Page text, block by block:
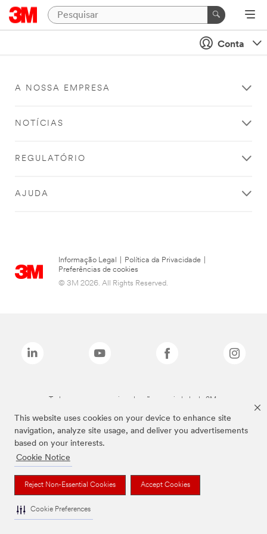
This website uses cookies on your device to enhance site
navigation, analyze site usage, and deliver you advertisements
based on your interests.
Cookie Notice
Reject Non-Essential Cookies Accept Cookies
Cookie Preferences
Conta
A NOSSA EMPRESA
NOTÍCIAS
REGULATÓRIO
AJUDA
Informação Legal Política da Privacidade
Preferências de cookies
© 3M 2026. All Rights Reserved.
Todas as marcas mencionadas são propriedade da 3M.